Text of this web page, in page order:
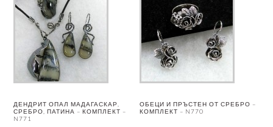
ДЕНДРИТ ОПАЛ МАДАГАСКАР,
СРЕБРО, ПАТИНА – КОМПЛЕКТ –
N771
ОБЕЦИ И ПРЪСТЕН ОТ СРЕБРО –
КОМПЛЕКТ – N770